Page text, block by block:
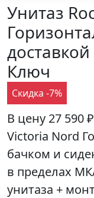
Унитаз
Ключ
Скидка -7%
В цену 27 590 ₽
Victoria Nord
бачком и
в пределах
унитаза +